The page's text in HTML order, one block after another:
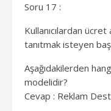
Soru 17 :
Kullanıcılardan
tanıtmak isteyen
Aşağıdakilerden
modelidir?
Cevap : Reklam